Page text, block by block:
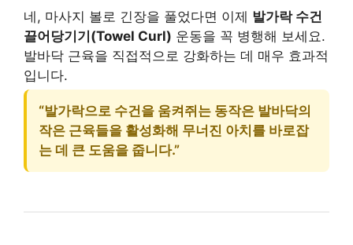
네, 마사지 볼로 긴장을 풀었다면 이제 발가락 수건
끌어당기기(Towel Curl) 운동을 꼭 병행해 보세요.
발바닥 근육을 직접적으로 강화하는 데 매우 효과적
입니다.
“발가락으로 수건을 움켜쥐는 동작은 발바닥의
작은 근육들을 활성화해 무너진 아치를 바로잡
는 데 큰 도움을 줍니다.”